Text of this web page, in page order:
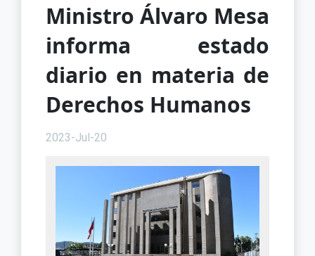
Ministro Álvaro Mesa
informa estado
diario en materia de
Derechos Humanos
2023-Jul-20